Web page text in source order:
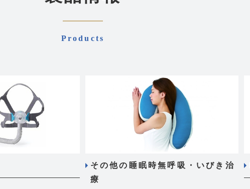
Products
その他の睡眠時無呼吸・いびき治
療